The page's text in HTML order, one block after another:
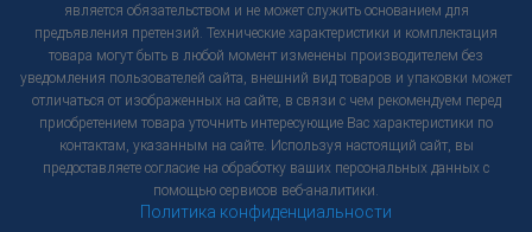
является обязательством и не может служить основанием для
предъявления претензий. Технические характеристики и комплектация
товара могут быть в любой момент изменены производителем без
уведомления пользователей сайта, внешний вид товаров и упаковки может
отличаться от изображенных на сайте, в связи с чем рекомендуем перед
приобретением товара уточнить интересующие Вас характеристики по
контактам, указанным на сайте. Используя настоящий сайт, вы
предоставляете согласие на обработку ваших персональных данных с
помощью сервисов веб-аналитики.
Политика конфиденциальности